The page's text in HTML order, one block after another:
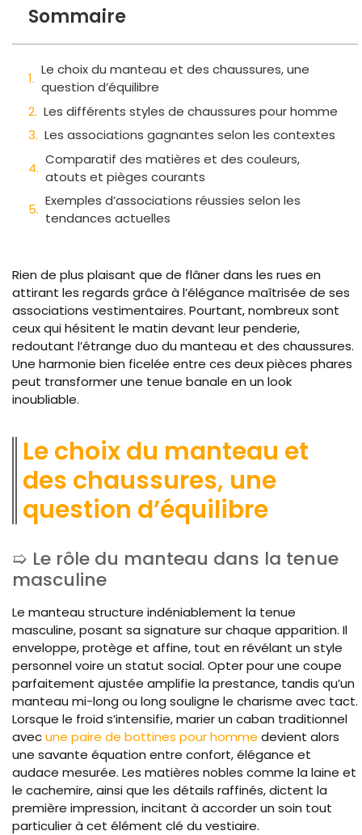
Sommaire
Le choix du manteau et des chaussures, une
question d’équilibre
Les différents styles de chaussures pour homme
Les associations gagnantes selon les contextes
Comparatif des matières et des couleurs,
atouts et pièges courants
Exemples d’associations réussies selon les
tendances actuelles
Rien de plus plaisant que de flâner dans les rues en
attirant les regards grâce à l’élégance maîtrisée de ses
associations vestimentaires. Pourtant, nombreux sont
ceux qui hésitent le matin devant leur penderie,
redoutant l’étrange duo du manteau et des chaussures.
Une harmonie bien ficelée entre ces deux pièces phares
peut transformer une tenue banale en un look
inoubliable.
Le choix du manteau et
des chaussures, une
question d’équilibre
Le rôle du manteau dans la tenue
masculine
Le manteau structure indéniablement la tenue
masculine, posant sa signature sur chaque apparition. Il
enveloppe, protège et affine, tout en révélant un style
personnel voire un statut social. Opter pour une coupe
parfaitement ajustée amplifie la prestance, tandis qu’un
manteau mi-long ou long souligne le charisme avec tact.
Lorsque le froid s’intensifie, marier un caban traditionnel
avecune paire de bottines pour homme devient alors
une savante équation entre confort, élégance et
audace mesurée. Les matières nobles comme la laine et
le cachemire, ainsi que les détails raffinés, dictent la
première impression, incitant à accorder un soin tout
particulier à cet élément clé du vestiaire.